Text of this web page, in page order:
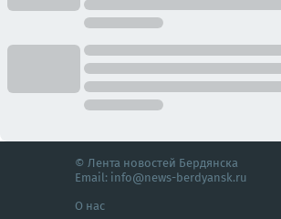
© Лента новостей Бердянска
Email: info@news-berdyansk.ru
О нас